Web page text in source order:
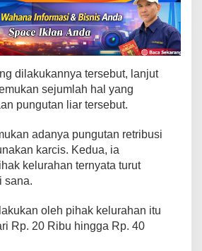
a
n
g
a
B
a
y
r
R
e
t
u
dilakukannya tersebut, lanjut
sejumlah hal yang
pungutan liar tersebut.
adanya pungutan retribusi
karcis. Kedua, ia
kelurahan ternyata turut
sana.
oleh pihak kelurahan itu
Rp. 20 Ribu hingga Rp. 40